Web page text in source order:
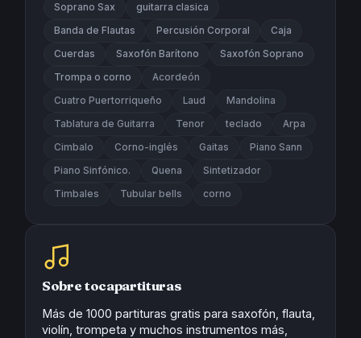
Soprano Sax guitarra clasica
Banda de Flautas Percusión Corporal Caja
Cuerdas Saxofón Barítono Saxofón Soprano
Trompa o corno Acordeón
Cuatro Puertorriqueño Laud Mandolina
Tablatura de Guitarra Tenor teclado Arpa
Cimbalo Corno-inglés Gaitas Piano Sann
Piano Sinfónico. Quena Sintetizador
Timbales Tubular bells corno
Sobre tocapartituras
Más de 1000 partituras gratis para saxofón, flauta,
violín, trompeta y muchos instrumentos más,